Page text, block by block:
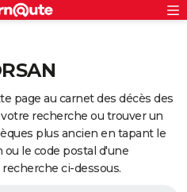
page au carnet des décès des
recherche ou trouver un
plus ancien en tapant le
le code postal d'une
ci-dessous.